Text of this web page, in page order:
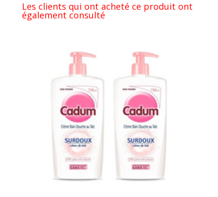
Les clients qui ont acheté ce produit ont
également consulté